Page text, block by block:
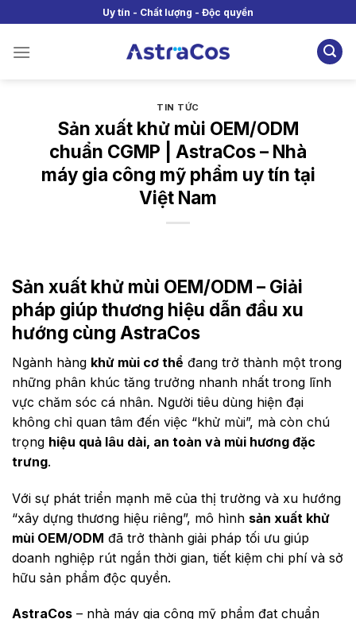
to
content
Uy tín - Chất lượng - Độc quyền
TIN TỨC
Sản xuất khử mùi OEM/ODM
chuẩn CGMP | AstraCos – Nhà
máy gia công mỹ phẩm uy tín tại
Việt Nam
Sản xuất khử mùi OEM/ODM – Giải
pháp giúp thương hiệu dẫn đầu xu
hướng cùng AstraCos
Ngành hàng khử mùi cơ thể đang trở thành một trong
những phân khúc tăng trưởng nhanh nhất trong lĩnh
vực chăm sóc cá nhân. Người tiêu dùng hiện đại
không chỉ quan tâm đến việc “khử mùi”, mà còn chú
trọng hiệu quả lâu dài, an toàn và mùi hương đặc
trưng.
Với sự phát triển mạnh mẽ của thị trường và xu hướng
“xây dựng thương hiệu riêng”, mô hình sản xuất khử
mùi OEM/ODM đã trở thành giải pháp tối ưu giúp
doanh nghiệp rút ngắn thời gian, tiết kiệm chi phí và sở
hữu sản phẩm độc quyền.
AstraCos – nhà máy gia công mỹ phẩm đạt chuẩn